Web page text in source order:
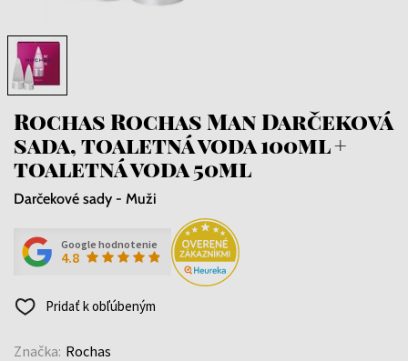
Rochas Rochas Man Darčeková
sada, toaletná voda 100ml +
toaletná voda 50ml
Darčekové sady - Muži
Google hodnotenie
4.8
Pridať k obľúbeným
Značka: Rochas